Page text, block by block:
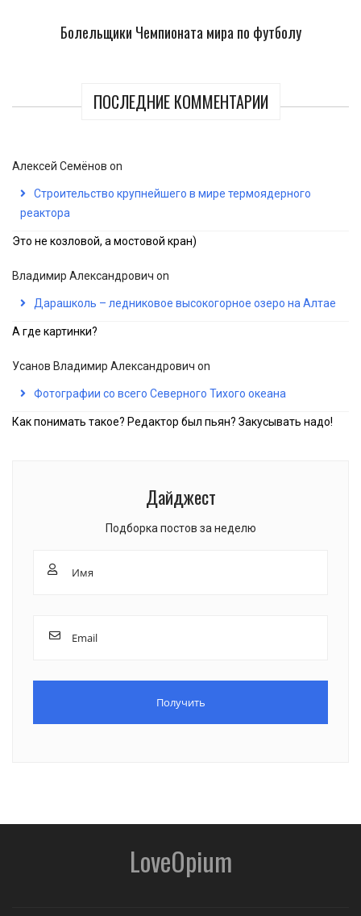
Болельщики Чемпионата мира по футболу
ПОСЛЕДНИЕ КОММЕНТАРИИ
Алексей Семёнов on
Строительство крупнейшего в мире термоядерного
реактора
Это не козловой, а мостовой кран)
Владимир Александрович on
Дарашколь – ледниковое высокогорное озеро на Алтае
А где картинки?
Усанов Владимир Александрович on
Фотографии со всего Северного Тихого океана
Как понимать такое? Редактор был пьян? Закусывать надо!
Дайджест
Подборка постов за неделю
LoveOpium